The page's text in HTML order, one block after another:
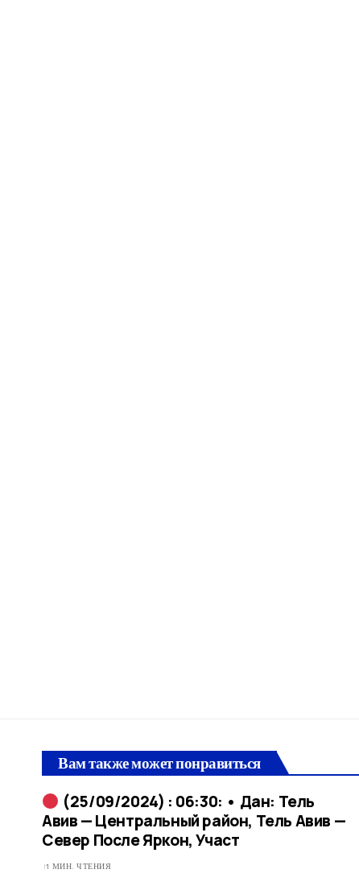
Вам также может понравиться
(25/09/2024) : 06:30: • Дан: Тель
Авив — Центральный район, Тель Авив —
Север После Яркон, Участ
1 МИН. ЧТЕНИЯ